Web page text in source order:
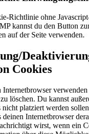
Richtlinie ohne
kannst du den Button
auf der Seite verwenden.
Cookies
Internetbrowser
löschen. Du kannst
nicht platziert werden
Internetbrowser
wirst, wenn ein